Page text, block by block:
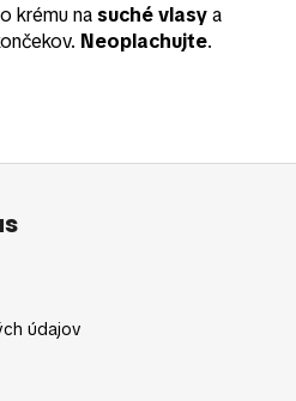
krému nasuché vlasya
Neoplachujte.
údajov